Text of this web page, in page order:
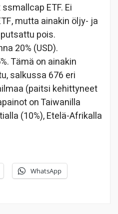
ETF. Ei
mutta ainakin öljy- ja
pois.
20% (USD).
Tämä on ainakin
salkussa 676 eri
(paitsi kehittyneet
on Taiwanilla
(10%), Etelä-Afrikalla
WhatsApp